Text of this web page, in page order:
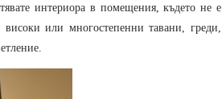
интериора в помещения, където не е
или многостепенни тавани, греди,